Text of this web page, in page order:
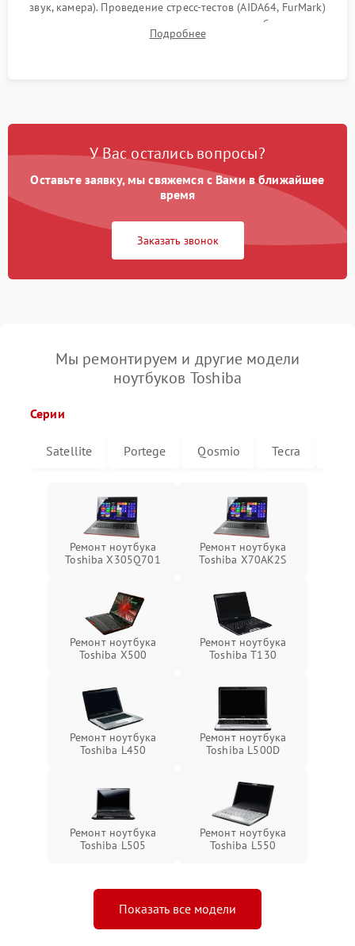
звук, камера). Проведение стресс-тестов (AIDA64, FurMark)
для контроля температурного режима и стабильности
системы под пиковой нагрузкой.
Подробнее
У Вас остались вопросы?
Оставьте заявку, мы свяжемся с Вами в ближайшее
время
Заказать звонок
Мы ремонтируем и другие модели
ноутбуков Toshiba
Серии
Satellite Portege Qosmio Tecra
Ремонт ноутбука
Toshiba X305Q701
Ремонт ноутбука
Toshiba X70AK2S
Ремонт ноутбука
Toshiba X500
Ремонт ноутбука
Toshiba T130
Ремонт ноутбука
Toshiba L450
Ремонт ноутбука
Toshiba L500D
Ремонт ноутбука
Toshiba L505
Ремонт ноутбука
Toshiba L550
Показать все модели